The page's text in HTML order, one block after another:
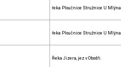
řeka Ploučnice Stružnice U Mlýna
řeka Ploučnice Stružnice U Mlýna
Řeka Jizera, jez v Obodři.